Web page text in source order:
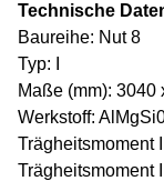
Technische
Baureihe: Nut 8
Typ: I
Maße (mm): 3040
Werkstoff:
Trägheitsmoment
Trägheitsmoment